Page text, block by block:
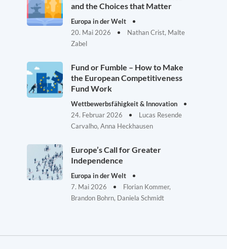
and the Choices that Matter
Europa in der Welt
20. Mai 2026
Nathan Crist, Malte
Zabel
Fund or Fumble – How to Make
the European Competitiveness
Fund Work
Wettbewerbsfähigkeit & Innovation
24. Februar 2026
Lucas Resende
Carvalho, Anna Heckhausen
Europe’s Call for Greater
Independence
Europa in der Welt
7. Mai 2026
Florian Kommer,
Brandon Bohrn, Daniela Schmidt